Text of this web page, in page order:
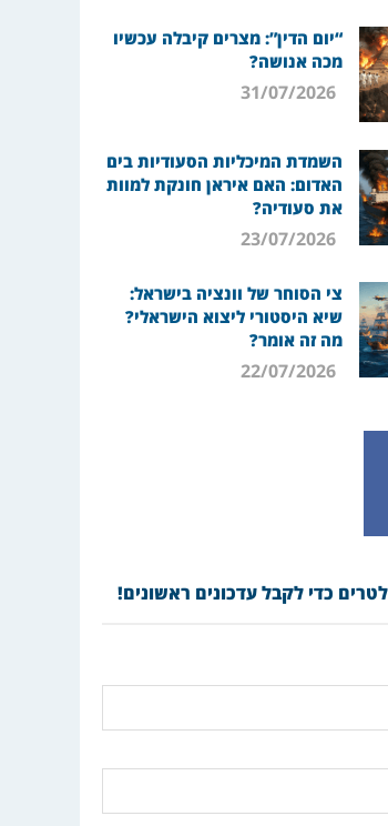
“יום הדין”: מצרים קיבלה עכשיו
מכה אנושה?
31/07/2026
השמדת המיכליות הסעודיות בים
האדום: האם איראן חונקת למוות
את סעודיה?
23/07/2026
צי הסוחר של וונציה בישראל:
שיא היסטורי ליצוא הישראלי?
מה זה אומר?
22/07/2026
כדי לקבל עדכונים ראשונים!